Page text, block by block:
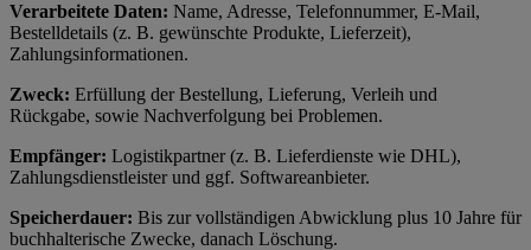
Verarbeitete Daten: Name, Adresse, Telefonnummer, E-Mail,
Bestelldetails (z. B. gewünschte Produkte, Lieferzeit),
Zahlungsinformationen.
Zweck: Erfüllung der Bestellung, Lieferung, Verleih und
Rückgabe, sowie Nachverfolgung bei Problemen.
Empfänger: Logistikpartner (z. B. Lieferdienste wie DHL),
Zahlungsdienstleister und ggf. Softwareanbieter.
Speicherdauer: Bis zur vollständigen Abwicklung plus 10 Jahre für
buchhalterische Zwecke, danach Löschung.